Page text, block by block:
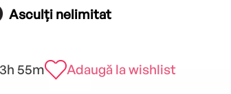
Asculți nelimitat
55m Adaugă la wishlist